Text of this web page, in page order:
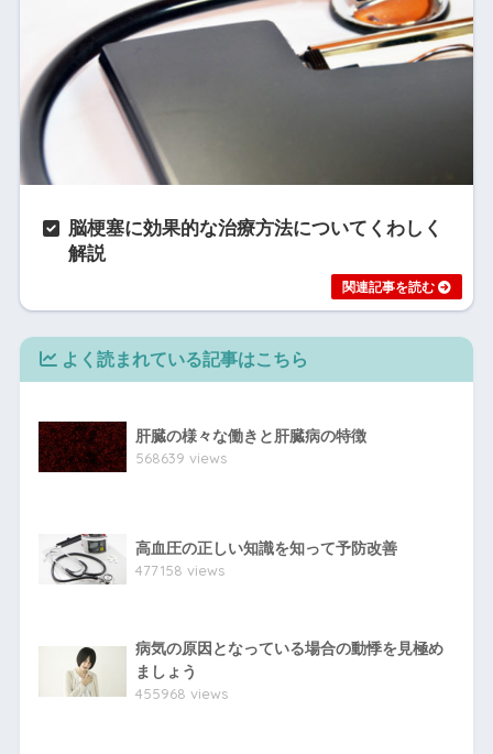
脳梗塞に効果的な治療方法についてくわしく
解説
よく読まれている記事はこちら
肝臓の様々な働きと肝臓病の特徴
568639 views
高血圧の正しい知識を知って予防改善
477158 views
病気の原因となっている場合の動悸を見極め
ましょう
455968 views